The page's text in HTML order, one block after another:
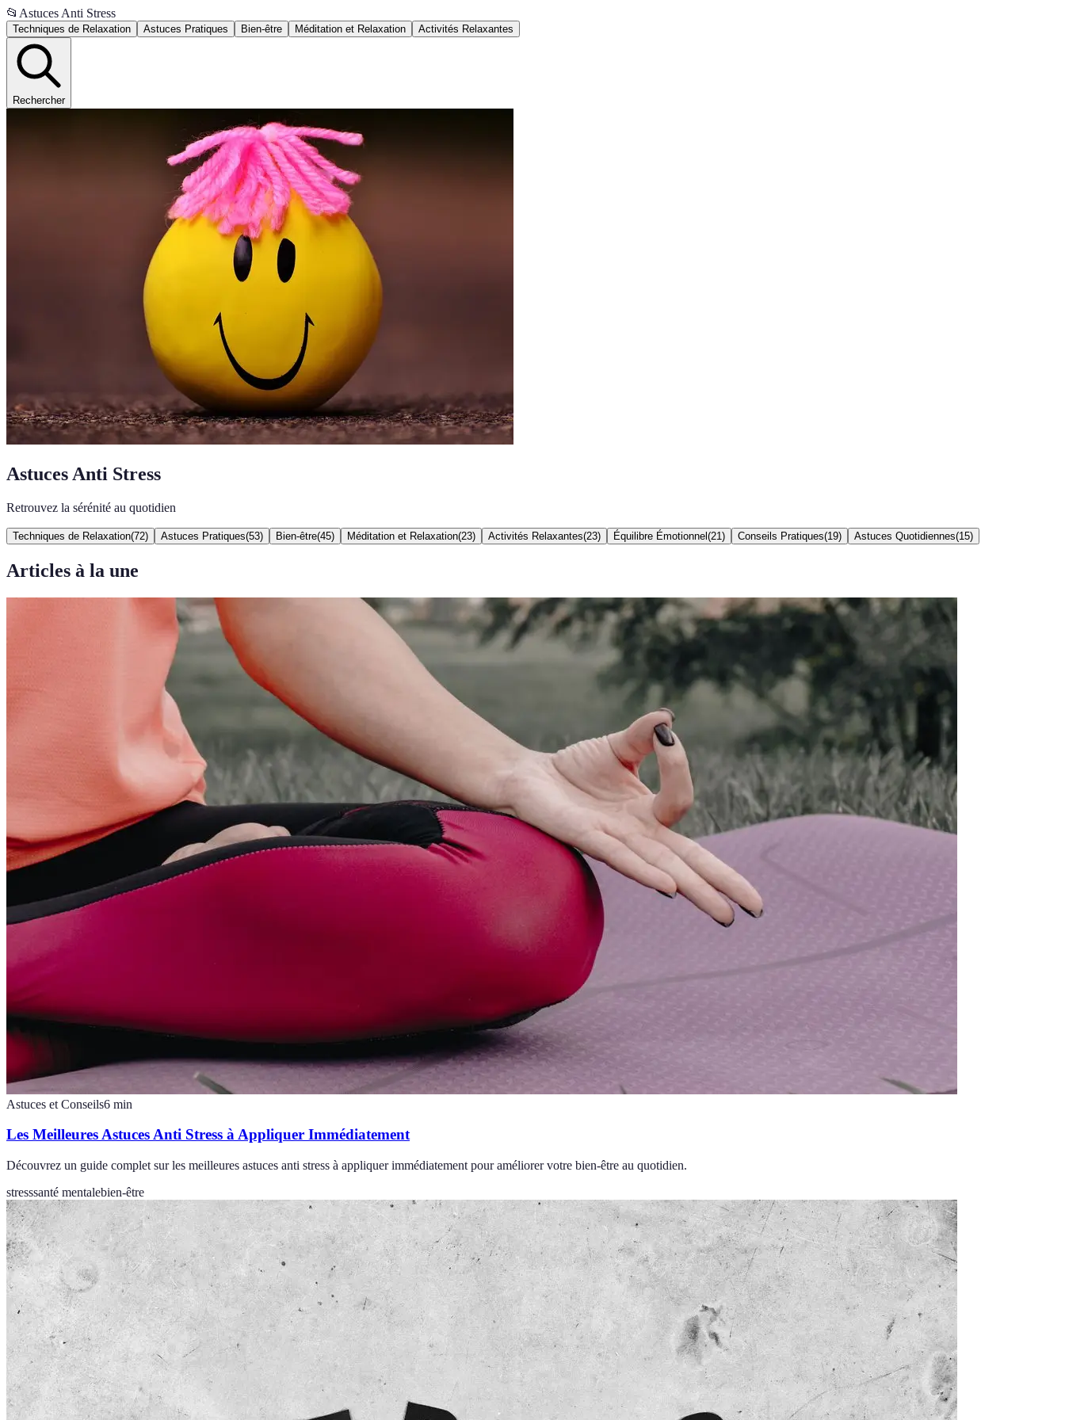
📂 Astuces Anti Stress
Techniques de Relaxation Astuces Pratiques Bien-être Méditation et Relaxation Activités Relaxantes
Rechercher
Astuces Anti Stress
Retrouvez la sérénité au quotidien
Techniques de Relaxation(72) Astuces Pratiques(53) Bien-être(45) Méditation et Relaxation(23) Activités Relaxantes(23) Équilibre Émotionnel (21 ) Conseils Pratiques(19) Astuces Quotidiennes(15)
Articles à la une
Astuces et Conseils6 min
Les Meilleures Astuces Anti Stress à Appliquer Immédiatement
Découvrez un guide complet sur les meilleures astuces anti stress à appliquer immédiatement pour améliorer votre bien-être au quotidien.
stresssanté mentalebien-être